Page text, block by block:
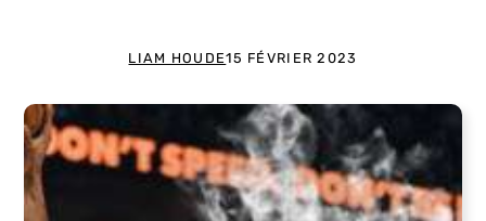
LIAM HOUDE15 FÉVRIER 2023